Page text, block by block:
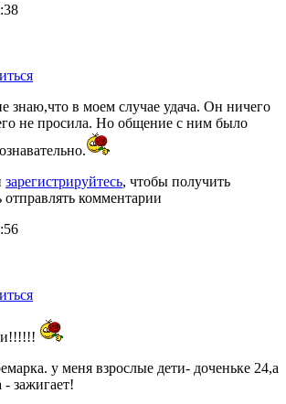
знаю,что в моем случае удача. Он ничего
не просила. Но общение с ним было
зарегистрируйтесь, чтобы получить
комментарии
у меня взрослые дети- доченьке 24,а
зажигает!